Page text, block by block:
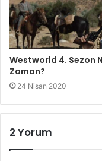
Westworld 4. Sezon
Zaman?
24 Nisan 2020
2 Yorum